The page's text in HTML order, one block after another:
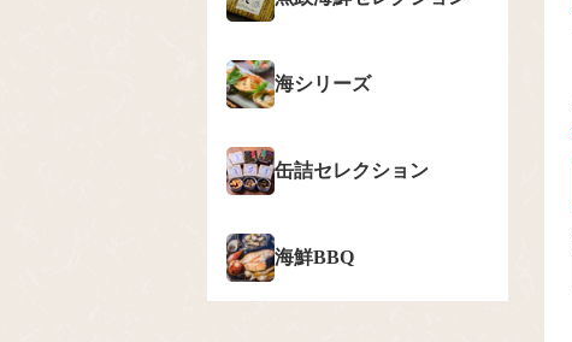
海シリーズ
缶詰セレクション
海鮮BBQ